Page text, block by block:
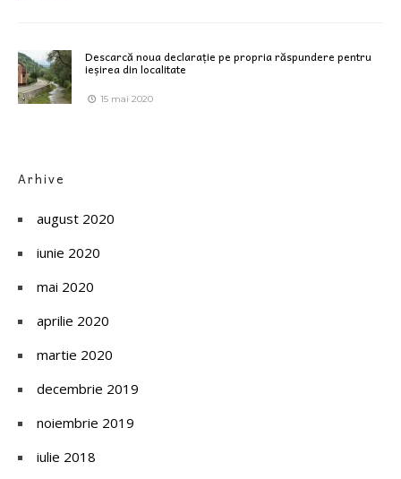
Descarcă noua declarație pe propria răspundere pentru
ieșirea din localitate
15 mai 2020
Arhive
august 2020
iunie 2020
mai 2020
aprilie 2020
martie 2020
decembrie 2019
noiembrie 2019
iulie 2018